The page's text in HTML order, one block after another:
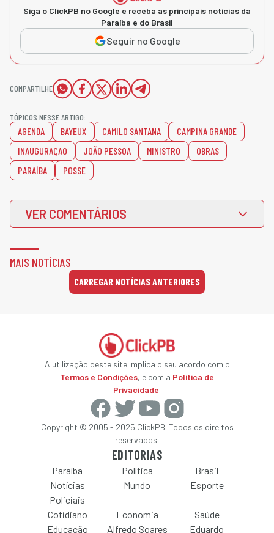
Siga o ClickPB no Google e receba as principais notícias da
Paraíba e do Brasil
Seguir no Google
COMPARTILHE
TÓPICOS NESSE ARTIGO:
AGENDA BAYEUX CAMILO SANTANA
CAMPINA GRANDE
INAUGURAÇAO
JOÃO PESSOA MINISTRO
OBRAS
PARAÍBA
POSSE
VER COMENTÁRIOS
MAIS NOTÍCIAS
CARREGAR NOTÍCIAS ANTERIORES
A utilização deste site implica o seu acordo com o
Termos e Condições, e com a Política de
Privacidade.
Copyright © 2005 - 2025 ClickPB. Todos os direitos
reservados.
EDITORIAS
Paraíba Política
Brasil
Notícias
Policiais
Mundo Esporte
Cotidiano Economia
Saúde
Educação
Alfredo Soares Eduardo